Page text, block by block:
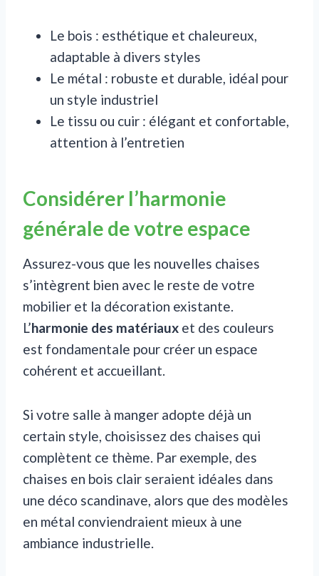
Le bois : esthétique et chaleureux,
adaptable à divers styles
Le métal : robuste et durable, idéal pour
un style industriel
Le tissu ou cuir : élégant et confortable,
attention à l’entretien
Considérer l’harmonie
générale de votre espace
Assurez-vous que les nouvelles chaises
s’intègrent bien avec le reste de votre
mobilier et la décoration existante.
L’harmonie des matériaux et des couleurs
est fondamentale pour créer un espace
cohérent et accueillant.
Si votre salle à manger adopte déjà un
certain style, choisissez des chaises qui
complètent ce thème. Par exemple, des
chaises en bois clair seraient idéales dans
une déco scandinave, alors que des modèles
en métal conviendraient mieux à une
ambiance industrielle.